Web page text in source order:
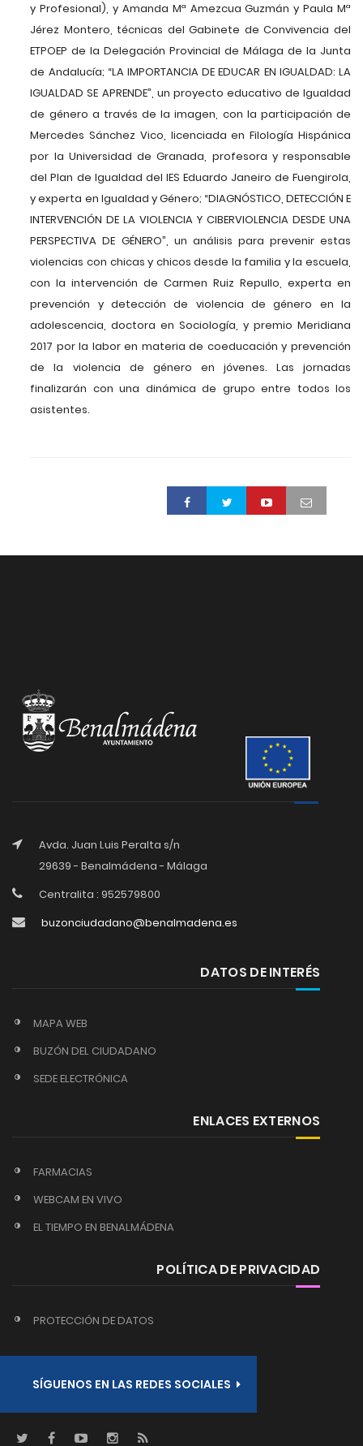
y Profesional), y Amanda Mª Amezcua Guzmán y Paula Mª
Jérez Montero, técnicas del Gabinete de Convivencia del
ETPOEP de la Delegación Provincial de Málaga de la Junta
de Andalucía; “LA IMPORTANCIA DE EDUCAR EN IGUALDAD: LA
IGUALDAD SE APRENDE”, un proyecto educativo de Igualdad
de género a través de la imagen, con la participación de
Mercedes Sánchez Vico, licenciada en Filología Hispánica
por la Universidad de Granada, profesora y responsable
del Plan de Igualdad del IES Eduardo Janeiro de Fuengirola,
y experta en Igualdad y Género; “DIAGNÓSTICO, DETECCIÓN E
INTERVENCIÓN DE LA VIOLENCIA Y CIBERVIOLENCIA DESDE UNA
PERSPECTIVA DE GÉNERO”, un análisis para prevenir estas
violencias con chicas y chicos desde la familia y la escuela,
con la intervención de Carmen Ruiz Repullo, experta en
prevención y detección de violencia de género en la
adolescencia, doctora en Sociología, y premio Meridiana
2017 por la labor en materia de coeducación y prevención
de la violencia de género en jóvenes. Las jornadas
finalizarán con una dinámica de grupo entre todos los
asistentes.
Avda. Juan Luis Peralta s/n
29639 - Benalmádena - Málaga
Centralita : 952579800
buzonciudadano@benalmadena.es
DATOS DE INTERÉS
MAPA WEB
BUZÓN DEL CIUDADANO
SEDE ELECTRÓNICA
ENLACES EXTERNOS
FARMACIAS
WEBCAM EN VIVO
EL TIEMPO EN BENALMÁDENA
POLÍTICA DE PRIVACIDAD
PROTECCIÓN DE DATOS
SÍGUENOS EN LAS REDES SOCIALES